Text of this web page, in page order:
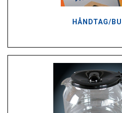
HÅNDTAG/